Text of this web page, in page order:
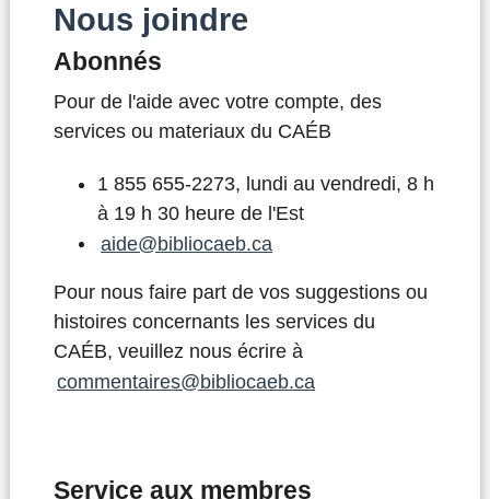
Nous joindre
Abonnés
Pour de l'aide avec votre compte, des
services ou materiaux du CAÉB
1 855 655-2273, lundi au vendredi, 8 h
à 19 h 30 heure de l'Est
aide@bibliocaeb.ca
Pour nous faire part de vos suggestions ou
histoires concernants les services du
CAÉB, veuillez nous écrire à
commentaires@bibliocaeb.ca
Service aux membres